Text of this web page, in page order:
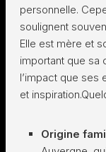
personnelle.
soulignent
Elle est mère et
important que sa
l’impact que ses
et
Origine